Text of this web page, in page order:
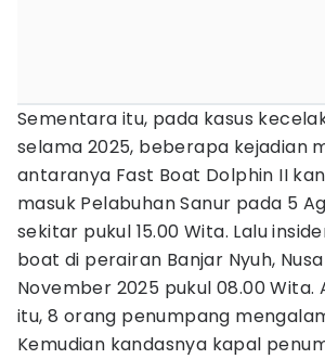
Sementara itu, pada kasus
selama 2025, beberapa kejadian
antaranya Fast Boat Dolphin II
masuk Pelabuhan Sanur pada 5
sekitar pukul 15.00 Wita. Lalu
boat di perairan Banjar Nyuh,
November 2025 pukul 08.00 Wita.
itu, 8 orang penumpang
Kemudian kandasnya kapal